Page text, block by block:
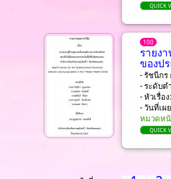
QUICK
100
รายง
ของป
- รัชนีก
- ระดับ
- หัวเรื่อง:
- วันที่เผ
หมวดห
QUICK